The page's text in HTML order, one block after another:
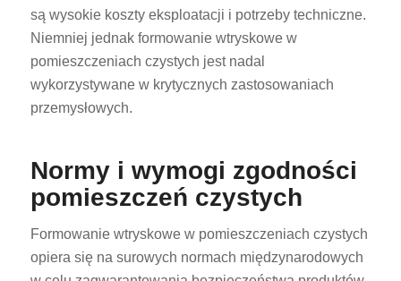
są wysokie koszty eksploatacji i potrzeby techniczne.
Niemniej jednak formowanie wtryskowe w
pomieszczeniach czystych jest nadal
wykorzystywane w krytycznych zastosowaniach
przemysłowych.
Normy i wymogi zgodności
pomieszczeń czystych
Formowanie wtryskowe w pomieszczeniach czystych
opiera się na surowych normach międzynarodowych